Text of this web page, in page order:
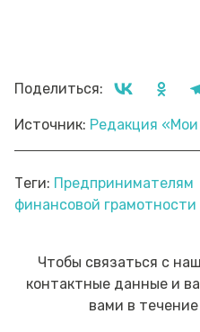
Поделиться:
Источник: Редакция
Теги: Предпринимателям
финансовой грамотности
Чтобы связаться с
контактные данные и
вами в